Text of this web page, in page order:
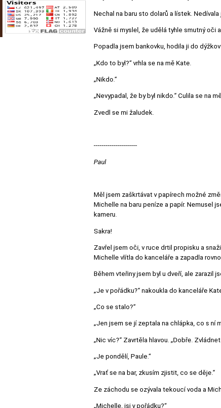
Nechal na baru sto dolarů a lístek.
Vážně si myslel, že udělá tyhle smutný oči
Popadla jsem bankovku, hodila ji do
„Kdo to byl?“ vrhla se na mě Kate.
„Nikdo.“
„Nevypadal, že by byl nikdo.“ Culila se na
Zvedl se mi žaludek.
----------------------
Paul
Měl jsem zaškrtávat v papírech možné
Michelle na baru peníze a papír. Nemusel
kameru.
Sakra!
Zavřel jsem oči, v ruce drtil propisku a
Michelle vlítla do kanceláře a zapadla
Během vteřiny jsem byl u dveří, ale zarazil
„Je v pořádku?“ nakoukla do kanceláře
„Co se stalo?“
„Jen jsem se jí zeptala na chlápka, co s ní
„Nic víc?“ Zavrtěla hlavou. „Dobře.
„Je pondělí, Paule.“
„Vrať se na bar, zkusím zjistit, co se děje.“
Ze záchodu se ozývala tekoucí voda a
„Michelle, jsi v pořádku?“